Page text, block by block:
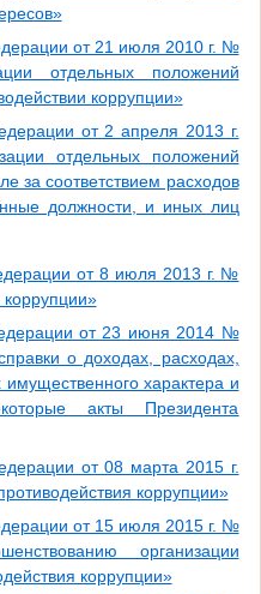
от 21 июля 2010 г. №
отдельных положений
коррупции»
от 2 апреля 2013 г.
отдельных положений
за соответствием расходов
должности, и иных лиц
от 8 июля 2013 г. №
от 23 июня 2014 №
о доходах, расходах,
характера и
акты Президента
от 08 марта 2015 г.
коррупции»
от 15 июля 2015 г. №
организации
коррупции»